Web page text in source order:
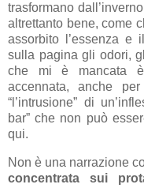
trasformano
altrettanto bene, come
assorbito l’essenza e
sulla pagina gli odori,
che mi è mancata
accennata, anche
“l’intrusione” di
bar” che non può
qui.
Non è una narrazione
concentrata sui